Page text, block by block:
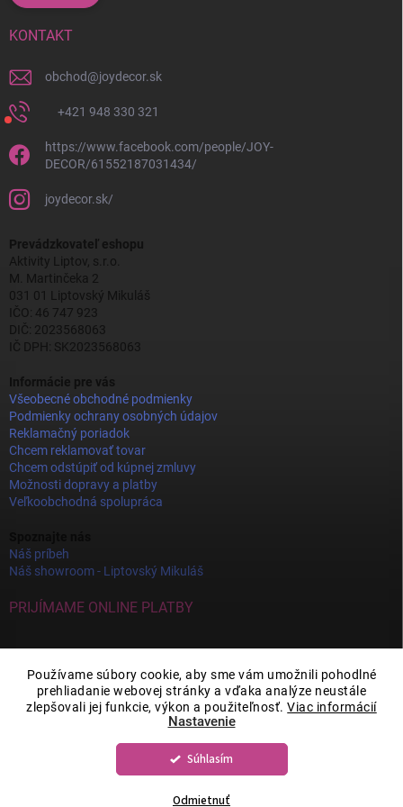
Používame súbory cookie, aby sme vám umožnili pohodlné
prehliadanie webovej stránky a vďaka analýze neustále
zlepšovali jej funkcie, výkon a použiteľnosť.Viac informácií
Nastavenie
Odmietnuť
Súhlasím
KONTAKT
obchod@joydecor.sk
+421 948 330 321
https://www.facebook.com/people/JOY-
DECOR/61552187031434/
joydecor.sk/
Prevádzkovateľ eshopu
Aktivity Liptov, s.r.o.
M. Martinčeka 2
031 01 Liptovský Mikuláš
IČO: 46 747 923
DIČ: 2023568063
IČ DPH: SK2023568063
Informácie pre vás
Všeobecné obchodné podmienky
Podmienky ochrany osobných údajov
Reklamačný poriadok
Chcem reklamovať tovar
Chcem odstúpiť od kúpnej zmluvy
Možnosti dopravy a platby
Veľkoobchodná spolupráca
Náš príbeh
Náš showroom - Liptovský Mikuláš
PRIJÍMAME ONLINE PLATBY
. Všetky práva vyhradené.